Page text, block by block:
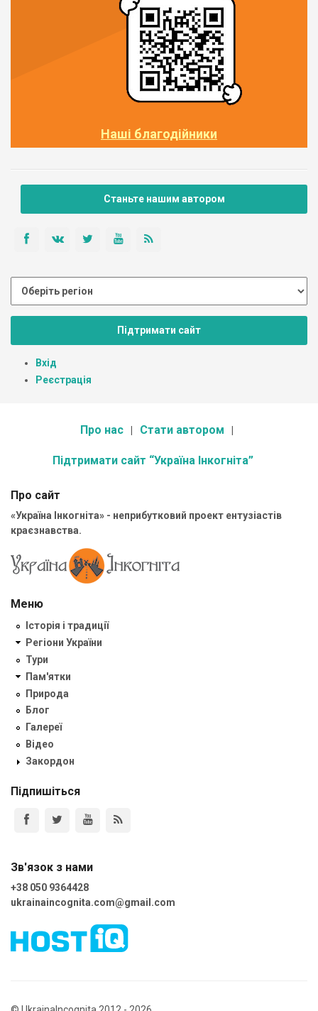
Наші благодійники
Станьте нашим автором
Підтримати сайт
Вхід
Реєстрація
Про нас Стати автором
Підтримати сайт “Україна Інкогніта”
Про сайт
«Україна Інкогніта» - неприбутковий проект ентузіастів
краєзнавства.
Меню
Історія і традиції
Регіони України
Тури
Пам'ятки
Природа
Блог
Галереї
Відео
Закордон
Підпишіться
Зв'язок з нами
+38 050 9364428
ukrainaincognita.com@gmail.com